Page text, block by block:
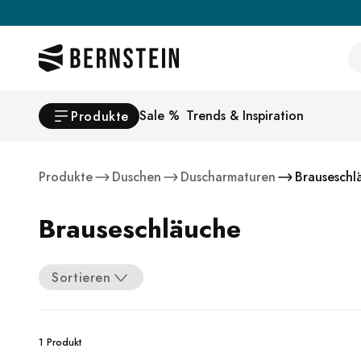
Produkte Sale % Trends & Inspiration
Produkte Duschen Duscharmaturen
Brauseschläuche
Sortieren
1 Produkt